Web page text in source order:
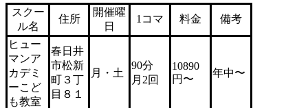
スクー
ル名
住所
開催曜
日
1コマ 料金 備考
ヒュー
マンア
カデミ
ーこど
も教室
春日井
市松新
町３丁
目８１
月・土
90分
月2回
10890
円〜
年中〜